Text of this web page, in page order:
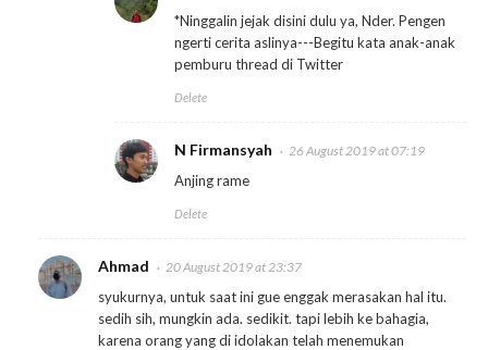
*Ninggalin jejak disini dulu ya, Nder. Pengen
ngerti cerita aslinya---Begitu kata anak-anak
pemburu thread di Twitter
Delete
N Firmansyah 26 August 2019 at 07:19
Anjing rame
Delete
Ahmad 20 August 2019 at 23:37
syukurnya, untuk saat ini gue enggak merasakan hal itu.
sedih sih, mungkin ada. sedikit. tapi lebih ke bahagia,
karena orang yang di idolakan telah menemukan